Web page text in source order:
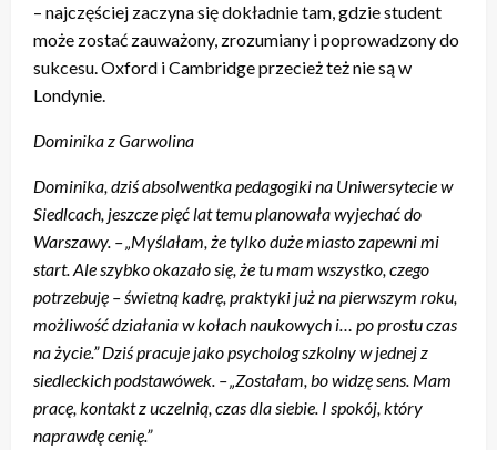
– najczęściej zaczyna się dokładnie tam, gdzie student
może zostać zauważony, zrozumiany i poprowadzony do
sukcesu. Oxford i Cambridge przecież też nie są w
Londynie.
Dominika z Garwolina
Dominika, dziś absolwentka pedagogiki na Uniwersytecie w
Siedlcach, jeszcze pięć lat temu planowała wyjechać do
Warszawy. – „Myślałam, że tylko duże miasto zapewni mi
start. Ale szybko okazało się, że tu mam wszystko, czego
potrzebuję – świetną kadrę, praktyki już na pierwszym roku,
możliwość działania w kołach naukowych i… po prostu czas
na życie.” Dziś pracuje jako psycholog szkolny w jednej z
siedleckich podstawówek. – „Zostałam, bo widzę sens. Mam
pracę, kontakt z uczelnią, czas dla siebie. I spokój, który
naprawdę cenię.”